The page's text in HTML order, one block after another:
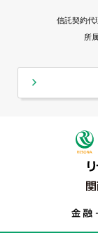
信託契約代
所